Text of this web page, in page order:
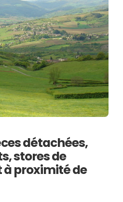
détachées,
stores de
à proximité de